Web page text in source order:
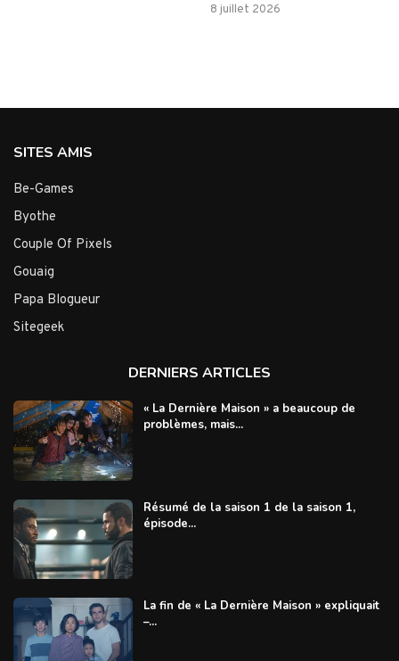
8 juillet 2026
SITES AMIS
Be-Games
Byothe
Couple Of Pixels
Gouaig
Papa Blogueur
Sitegeek
DERNIERS ARTICLES
« La Dernière Maison » a beaucoup de
problèmes, mais...
Résumé de la saison 1 de la saison 1,
épisode...
La fin de « La Dernière Maison » expliquait
–...